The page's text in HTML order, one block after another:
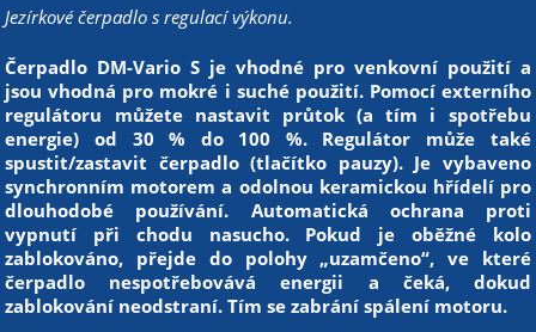
Jezírkové čerpadlo s regulací výkonu.
Čerpadlo DM-Vario S je vhodné pro venkovní použití a
jsou vhodná pro mokré i suché použití. Pomocí externího
regulátoru můžete nastavit průtok (a tím i spotřebu
energie) od 30 % do 100 %. Regulátor může také
spustit/zastavit čerpadlo (tlačítko pauzy). Je vybaveno
synchronním motorem a odolnou keramickou hřídelí pro
dlouhodobé používání. Automatická ochrana proti
vypnutí při chodu nasucho. Pokud je oběžné kolo
zablokováno, přejde do polohy „uzamčeno“, ve které
čerpadlo nespotřebovává energii a čeká, dokud
zablokování neodstraní. Tím se zabrání spálení motoru.